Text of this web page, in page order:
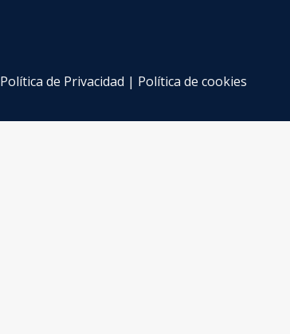
Política de Privacidad | Política de cookies